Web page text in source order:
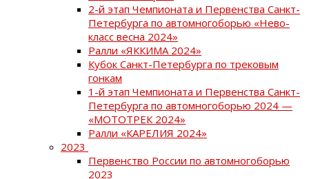
2-й этап Чемпионата и Первенства Санкт-
Петербурга по автомногоборью «Нево-
класс весна 2024»
Ралли «ЯККИМА 2024»
Кубок Санкт-Петербурга по трековым
гонкам
1-й этап Чемпионата и Первенства Санкт-
Петербурга по автомногоборью 2024 —
«МОТОТРЕК 2024»
Ралли «КАРЕЛИЯ 2024»
2023
Первенство России по автомногоборью
2023